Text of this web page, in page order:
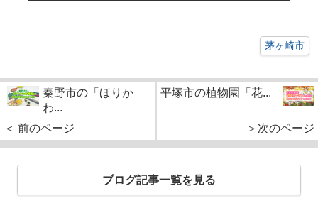
茅ヶ崎市
秦野市の「ほりか
わ...
＜ 前のページ
平塚市の植物園「花...
＞次のページ
ブログ記事一覧を見る